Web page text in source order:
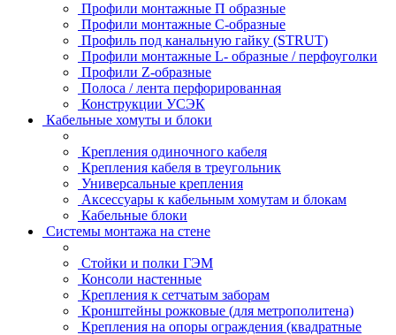
Профили монтажные П образные
Профили монтажные C-образные
Профиль под канальную гайку (STRUT)
Профили монтажные L- образные / перфоуголки
Профили Z-образные
Полоса / лента перфорированная
Конструкции УСЭК
Кабельные хомуты и блоки
Крепления одиночного кабеля
Крепления кабеля в треугольник
Универсальные крепления
Аксессуары к кабельным хомутам и блокам
Кабельные блоки
Системы монтажа на стене
Стойки и полки ГЭМ
Консоли настенные
Крепления к сетчатым заборам
Кронштейны рожковые (для метрополитена)
Крепления на опоры ограждения (квадратные